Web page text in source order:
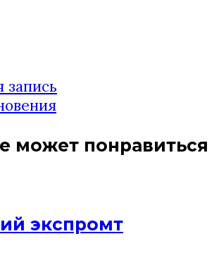
может понравиться
экспромт